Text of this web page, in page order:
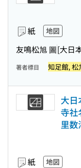
紙 地図
友鳴松旭 圖[大日
著者標目 知足館, 松
大日
寺社
里
紙 地図